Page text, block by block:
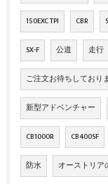
150EXC TPI CBR
SX-F 公道 走行
ご注文お待ちしており
新型アドベンチャー
CB1000R CB400SF
防水 オーストリア